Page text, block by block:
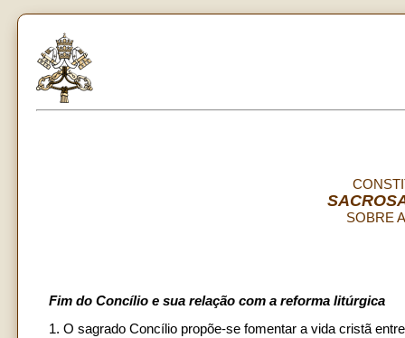
SOBRE
Fim do Concílio e sua relação com a reforma litúrgica
1. O sagrado Concílio propõe-se fomentar a vida cristã